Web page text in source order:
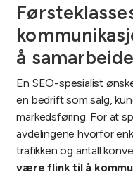
å samarbeide
En SEO-spesialist
en bedrift som salg,
markedsføring. For at
avdelingene hvorfor
trafikken og antall
være flink til å